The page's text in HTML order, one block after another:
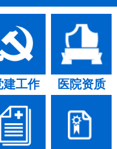
建工作 医院资质